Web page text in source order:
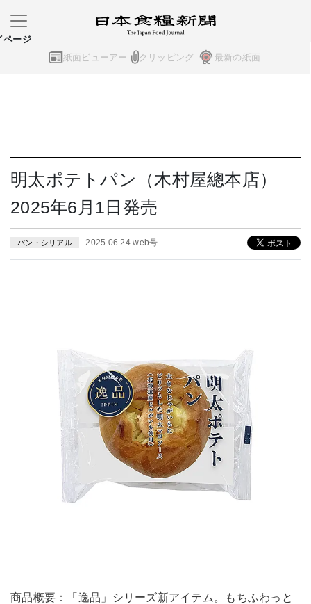
紙面ビューアー クリッピング 最新の紙面
ページ
明太ポテトパン（木村屋總本店）
2025年6月1日発売
パン・シリアル 2025.06.24 web号
商品概要：「逸品」シリーズ新アイテム。もちふわっと